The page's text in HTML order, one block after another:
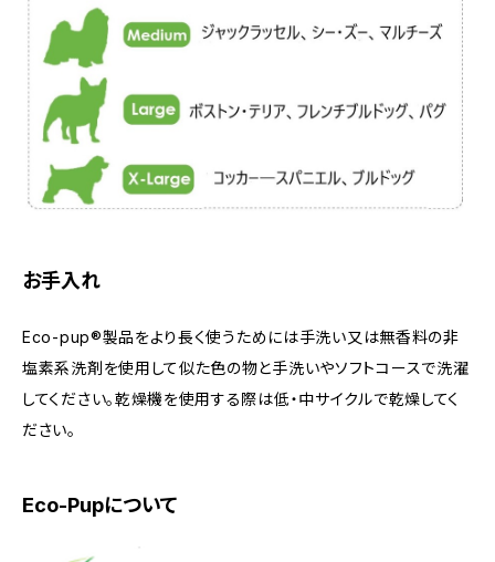
お手入れ
Eco-pup®製品をより長く使うためには手洗い又は無香料の非
塩素系洗剤を使用して似た色の物と手洗いやソフトコースで洗濯
してください。乾燥機を使用する際は低・中サイクルで乾燥してく
ださい。
Eco-Pupについて